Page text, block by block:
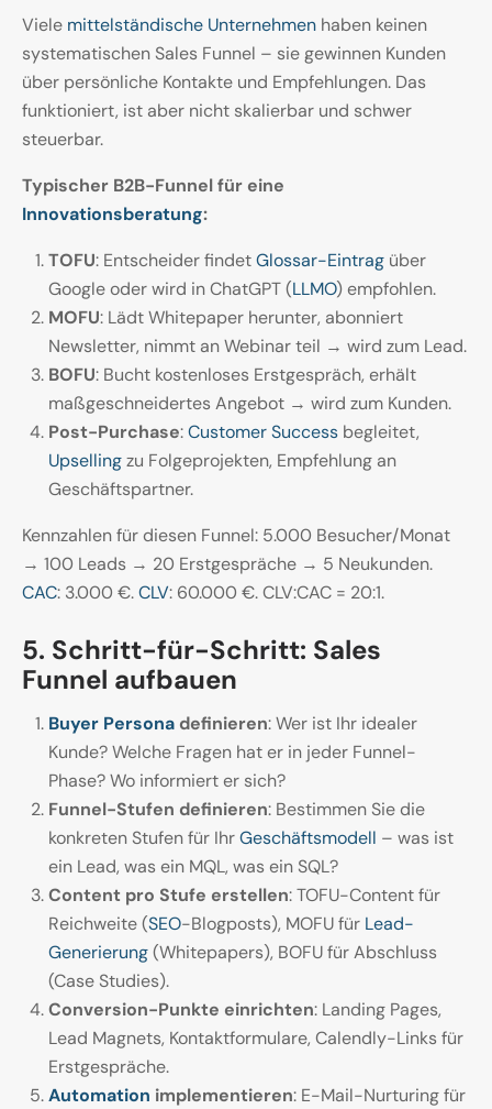
Viele mittelständische Unternehmen haben keinen
systematischen Sales Funnel – sie gewinnen Kunden
über persönliche Kontakte und Empfehlungen. Das
funktioniert, ist aber nicht skalierbar und schwer
steuerbar.
Typischer B2B-Funnel für eine
Innovationsberatung:
TOFU: Entscheider findetGlossar-Eintrag über
Google oder wird in ChatGPT (LLMO) empfohlen.
MOFU: Lädt Whitepaper herunter, abonniert
Newsletter, nimmt an Webinar teil → wird zum Lead.
BOFU: Bucht kostenloses Erstgespräch, erhält
maßgeschneidertes Angebot → wird zum Kunden.
Post-Purchase:Customer Success begleitet,
Upsellingzu Folgeprojekten, Empfehlung an
Geschäftspartner.
Kennzahlen für diesen Funnel: 5.000 Besucher/Monat
→ 100 Leads → 20 Erstgespräche → 5 Neukunden.
CAC: 3.000 €.CLV: 60.000 €. CLV:CAC = 20:1.
5. Schritt-für-Schritt: Sales
Funnel aufbauen
Buyer Persona definieren: Wer ist Ihr idealer
Kunde? Welche Fragen hat er in jeder Funnel-
Phase? Wo informiert er sich?
Funnel-Stufen definieren: Bestimmen Sie die
konkreten Stufen für IhrGeschäftsmodell – was ist
ein Lead, was ein MQL, was ein SQL?
Content pro Stufe erstellen: TOFU-Content für
Reichweite (SEO-Blogposts), MOFU für Lead-
Generierung(Whitepapers), BOFU für Abschluss
(Case Studies).
Conversion-Punkte einrichten: Landing Pages,
Lead Magnets, Kontaktformulare, Calendly-Links für
Erstgespräche.
Automation implementieren: E-Mail-Nurturing für